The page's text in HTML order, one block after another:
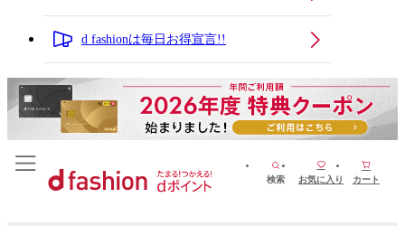
d fashionは毎日お得宣言!!
検索 お気に入り カート